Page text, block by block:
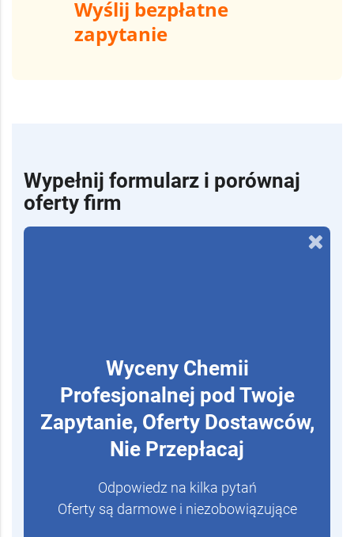
dostawców, a oni niezobowiązująco
przesyłają swoje oferty, bez żadnych opłat
czy prowizji z Twojej strony.
Wyceny Chemii
Profesjonalnej pod Twoje
Zapytanie, Oferty Dostawców,
Nie Przepłacaj